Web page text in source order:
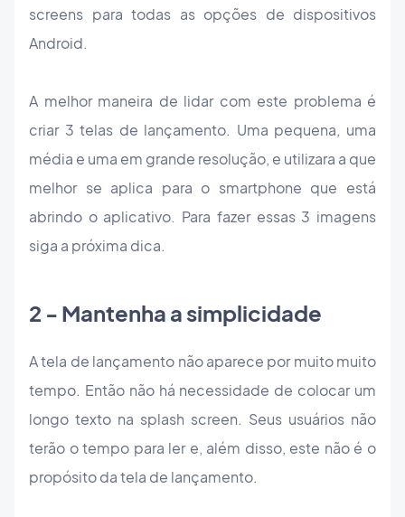
screens para todas as opções de dispositivos
Android.
A melhor maneira de lidar com este problema é
criar 3 telas de lançamento. Uma pequena, uma
média e uma em grande resolução, e utilizara a que
melhor se aplica para o smartphone que está
abrindo o aplicativo. Para fazer essas 3 imagens
siga a próxima dica.
2 - Mantenha a simplicidade
A tela de lançamento não aparece por muito muito
tempo. Então não há necessidade de colocar um
longo texto na splash screen. Seus usuários não
terão o tempo para ler e, além disso, este não é o
propósito da tela de lançamento.